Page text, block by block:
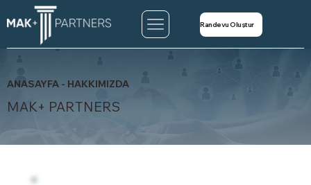
Randevu Oluştur
ANASAYFA - HAKKIMIZDA
MAK+ PARTNERS